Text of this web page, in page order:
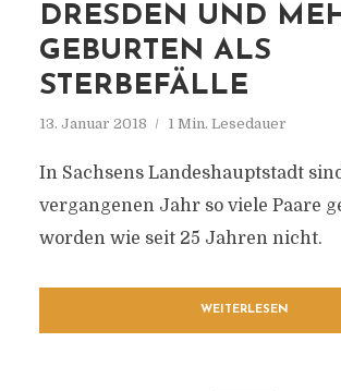
DRESDEN UND
GEBURTEN ALS
STERBEFÄLLE
13. Januar 2018 1 Min. Lesedauer
In Sachsens Landeshauptstadt
vergangenen Jahr so viele Paare
worden wie seit 25 Jahren nicht.
WEITERLESEN